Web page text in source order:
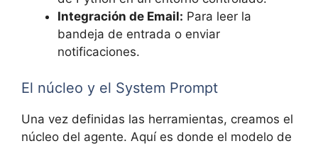
Integración de Email: Para leer la
bandeja de entrada o enviar
notificaciones.
El núcleo y el System Prompt
Una vez definidas las herramientas, creamos el
núcleo del agente. Aquí es donde el modelo de